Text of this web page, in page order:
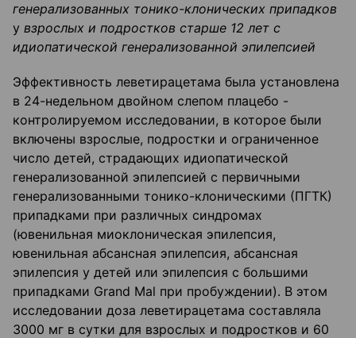
генерализованных тонико-клонических припадков
у взрослых и подростков старше 12 лет с
идиопатической генерализованной эпилепсией
Эффективность леветирацетама была установлена
в 24-недельном двойном слепом плацебо -
контролируемом исследовании, в которое были
включены взрослые, подростки и ограниченное
число детей, страдающих идиопатической
генерализованной эпилепсией с первичными
генерализованными тонико-клоническими (ПГТК)
припадками при различных синдромах
(ювенильная миоклоническая эпилепсия,
ювенильная абсансная эпилепсия, абсансная
эпилепсия у детей или эпилепсия с большими
припадками Grand Mal при пробуждении). В этом
исследовании доза леветирацетама составляла
3000 мг в сутки для взрослых и подростков и 60